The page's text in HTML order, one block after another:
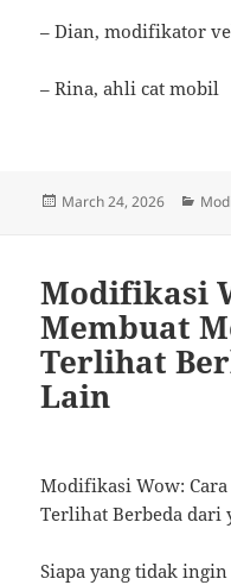
– Dian, modifikator
– Rina, ahli cat mobil
Posted
March 24, 2026
Modifikasi
Membuat
Terlihat
Lain
Modifikasi Wow:
Terlihat Berbeda dari
Siapa yang tidak